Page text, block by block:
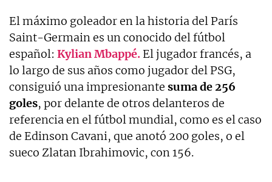
El máximo goleador en la historia del París
Saint-Germain es un conocido del fútbol
español: Kylian Mbappé. El jugador francés, a
lo largo de sus años como jugador del PSG,
consiguió una impresionante suma de 256
goles, por delante de otros delanteros de
referencia en el fútbol mundial, como es el caso
de Edinson Cavani, que anotó 200 goles, o el
sueco Zlatan Ibrahimovic, con 156.